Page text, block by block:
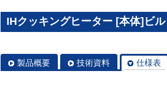
IHクッキングヒーター [本体]ビ
製品概要 技術資料 仕様表